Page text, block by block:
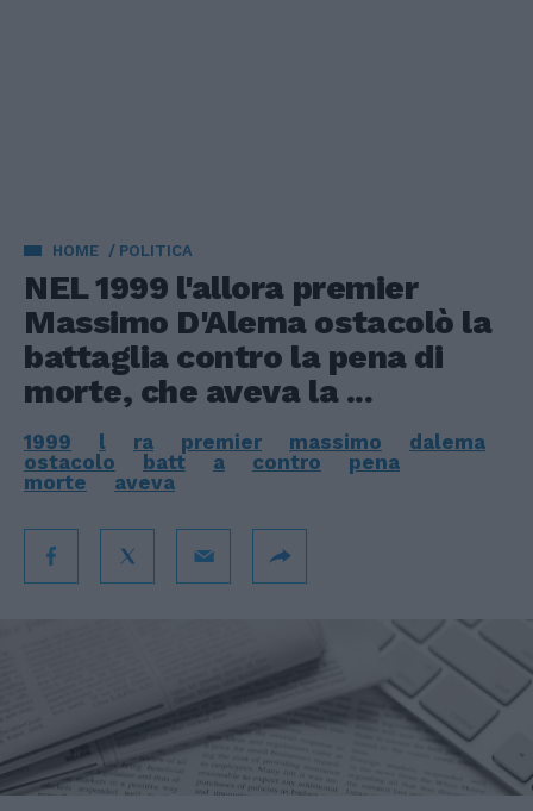
HOME POLITICA
NEL 1999 l'allora premier
Massimo D'Alema ostacolò la
battaglia contro la pena di
morte, che aveva la ...
1999 l ra premier massimo
dalema
ostacolo
batt a contro
pena
morte
aveva